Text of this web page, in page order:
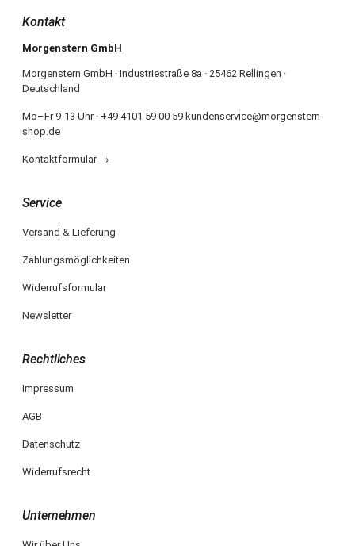
Kontakt
Morgenstern GmbH
Morgenstern GmbH · Industriestraße 8a · 25462 Rellingen ·
Deutschland
Mo–Fr 9-13 Uhr · +49 4101 59 00 59 kundenservice@morgenstern-
shop.de
Kontaktformular →
Service
Versand & Lieferung
Zahlungsmöglichkeiten
Widerrufsformular
Newsletter
Rechtliches
Impressum
AGB
Datenschutz
Widerrufsrecht
Unternehmen